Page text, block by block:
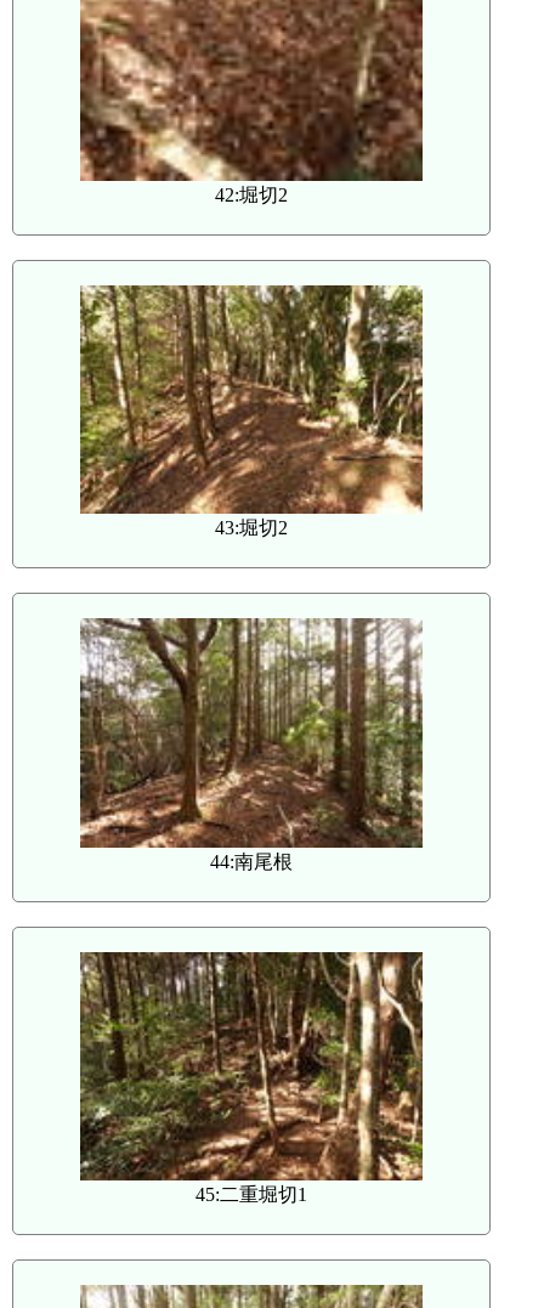
42:堀切2
43:堀切2
44:南尾根
45:二重堀切1